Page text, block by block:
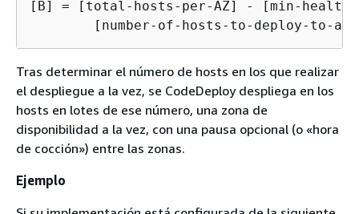
[B] = [total-hosts-per-AZ] - [min-
[number-of-hosts-to-deploy-to-
Tras determinar el número de hosts en los que realizar
el despliegue a la vez, se CodeDeploy despliega en los
hosts en lotes de ese número, una zona de
disponibilidad a la vez, con una pausa opcional (o «hora
de cocción») entre las zonas.
Ejemplo